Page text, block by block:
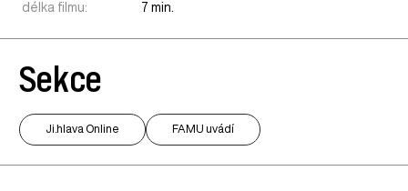
délka filmu:
7 min.
Sekce
Ji.hlava Online FAMU uvádí